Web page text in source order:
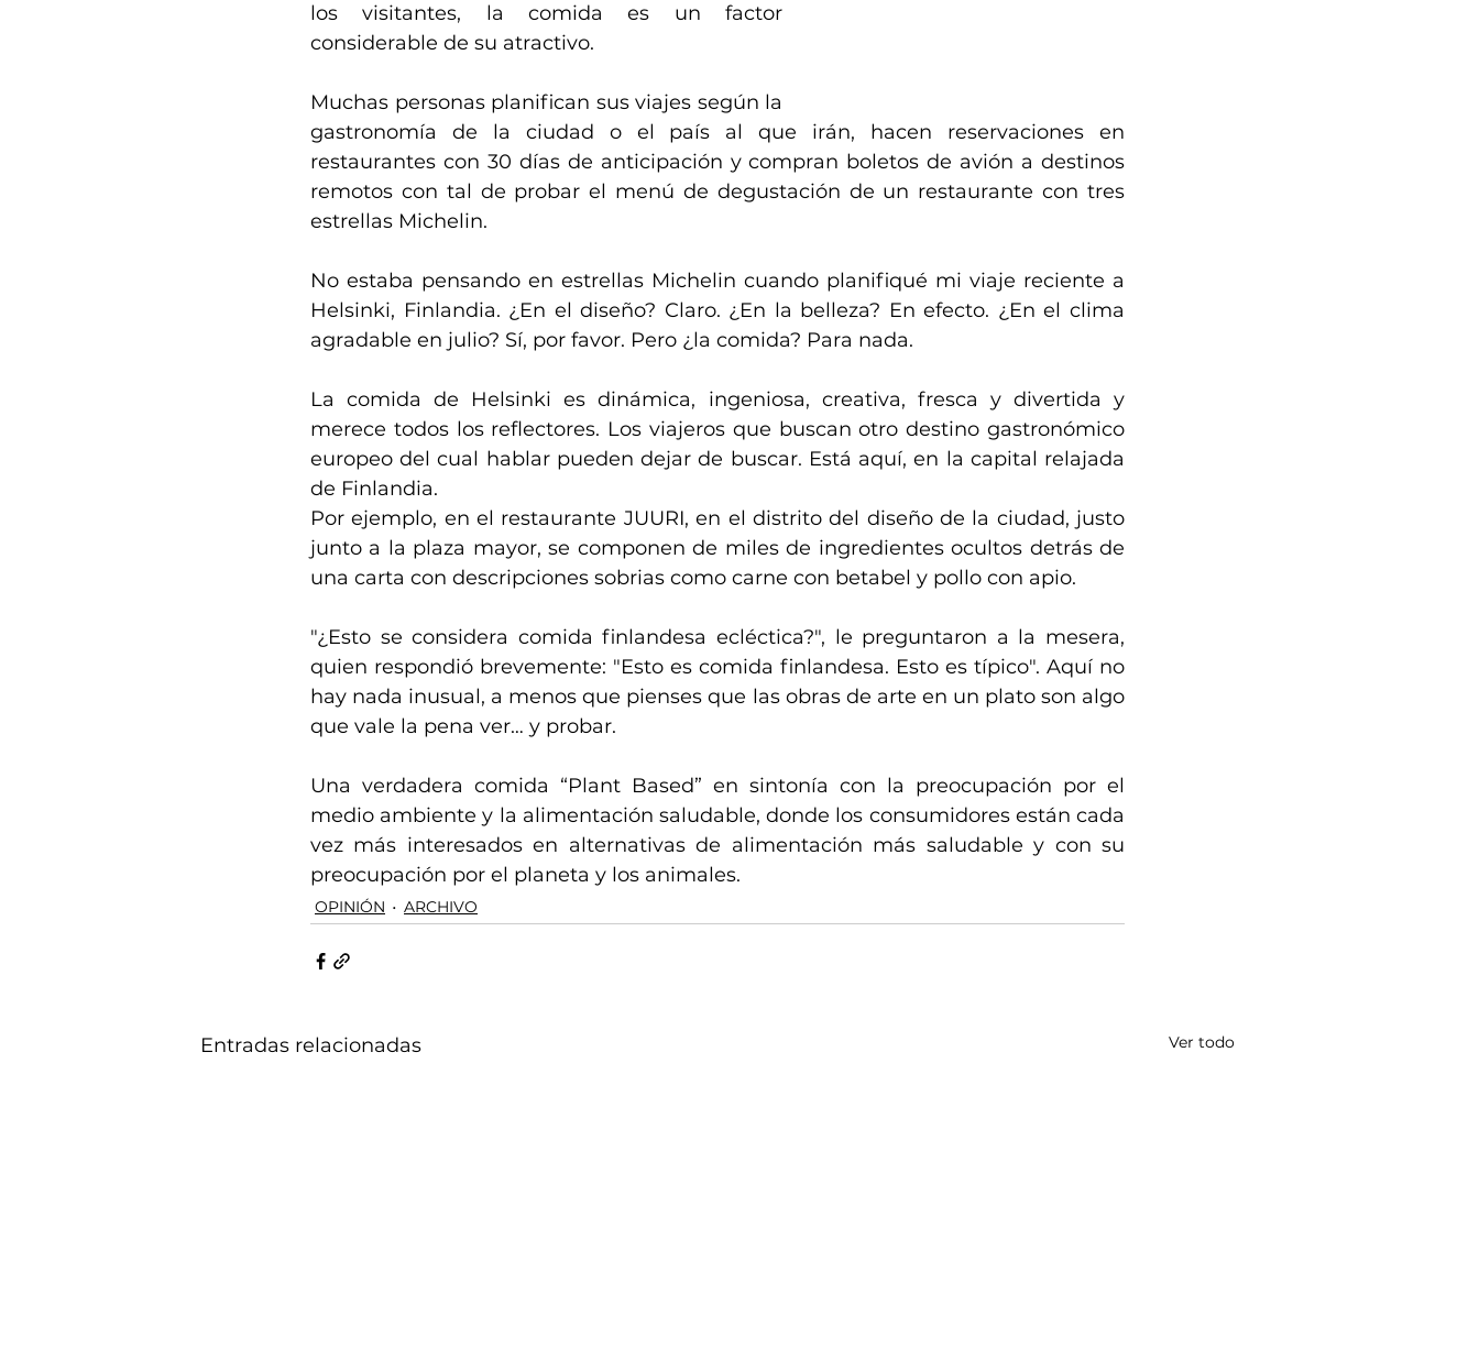
los visitantes, la comida es un factor
considerable de su atractivo.
Muchas personas planifican sus viajes según la
gastronomía de la ciudad o el país al que irán, hacen reservaciones en
restaurantes con 30 días de anticipación y compran boletos de avión a destinos
remotos con tal de probar el menú de degustación de un restaurante con tres
estrellas Michelin.
No estaba pensando en estrellas Michelin cuando planifiqué mi viaje reciente a
Helsinki, Finlandia. ¿En el diseño? Claro. ¿En la belleza? En efecto. ¿En el clima
agradable en julio? Sí, por favor. Pero ¿la comida? Para nada.
La comida de Helsinki es dinámica, ingeniosa, creativa, fresca y divertida y
merece todos los reflectores. Los viajeros que buscan otro destino gastronómico
europeo del cual hablar pueden dejar de buscar. Está aquí, en la capital relajada
de Finlandia.
Por ejemplo, en el restaurante JUURI, en el distrito del diseño de la ciudad, justo
junto a la plaza mayor, se componen de miles de ingredientes ocultos detrás de
una carta con descripciones sobrias como carne con betabel y pollo con apio.
"¿Esto se considera comida finlandesa ecléctica?", le preguntaron a la mesera,
quien respondió brevemente: "Esto es comida finlandesa. Esto es típico". Aquí no
hay nada inusual, a menos que pienses que las obras de arte en un plato son algo
que vale la pena ver… y probar.
Una verdadera comida “Plant Based” en sintonía con la preocupación por el
medio ambiente y la alimentación saludable, donde los consumidores están cada
vez más interesados en alternativas de alimentación más saludable y con su
preocupación por el planeta y los animales.
OPINIÓN ARCHIVO
Entradas relacionadas Ver todo